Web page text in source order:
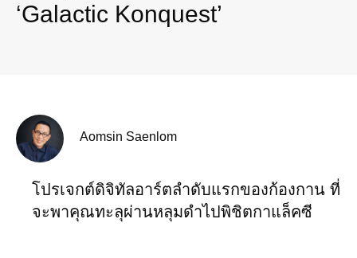
‘Galactic Konquest’
Aomsin Saenlom
โปรเจกต์ดิจิทัลอาร์ตลำดับแรกของก้องกาน ที่
จะพาคุณทะลุผ่านหลุมดำไปพิชิตกาแล็คซี